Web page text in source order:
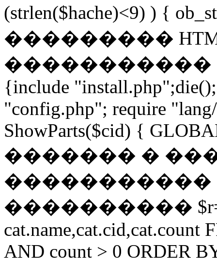
(strlen($hache)<9) ) {
���������
����������� END
{include
"config.php"; require
ShowParts($cid) {
������� �
�����������
����������
cat.name,cat.cid,cat.count
AND count > 0 ORDER